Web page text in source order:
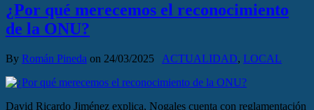
¿Por qué merecemos el reconocimiento
de la ONU?
By Román Pineda on 24/03/2025 ACTUALIDAD, LOCAL
David Ricardo Jiménez explica, Nogales cuenta con reglamentación